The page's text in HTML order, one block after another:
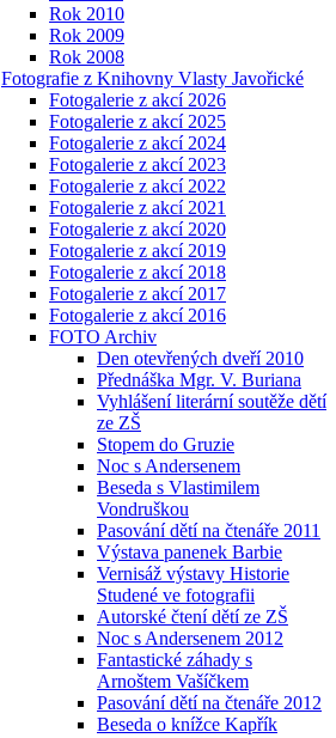
Rok 2010
Rok 2009
Rok 2008
Fotografie z Knihovny Vlasty Javořické
Fotogalerie z akcí 2026
Fotogalerie z akcí 2025
Fotogalerie z akcí 2024
Fotogalerie z akcí 2023
Fotogalerie z akcí 2022
Fotogalerie z akcí 2021
Fotogalerie z akcí 2020
Fotogalerie z akcí 2019
Fotogalerie z akcí 2018
Fotogalerie z akcí 2017
Fotogalerie z akcí 2016
FOTO Archiv
Den otevřených dveří 2010
Přednáška Mgr. V. Buriana
Vyhlášení literární soutěže dětí
ze ZŠ
Stopem do Gruzie
Noc s Andersenem
Beseda s Vlastimilem
Vondruškou
Pasování dětí na čtenáře 2011
Výstava panenek Barbie
Vernisáž výstavy Historie
Studené ve fotografii
Autorské čtení dětí ze ZŠ
Noc s Andersenem 2012
Fantastické záhady s
Arnoštem Vašíčkem
Pasování dětí na čtenáře 2012
Beseda o knížce Kapřík